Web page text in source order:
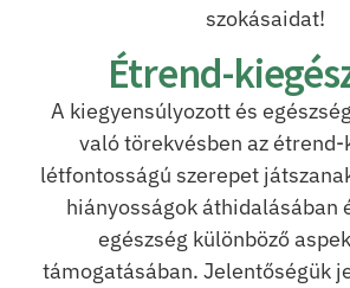
szokásaidat!
Étrend-
A kiegyensúlyozott és
való törekvésben az
létfontosságú szerepet
hiányosságok áthidalásában
egészség különböző
támogatásában. Jelentőségük